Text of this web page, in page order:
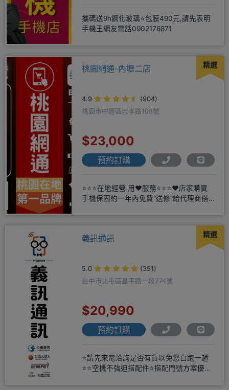
攜碼送9h鋼化玻璃⭐包膜490元,請先表明
手機王網友電話0902176871
精選
桃園網通-內壢二店
4.9
(904)
桃園市中壢區忠孝路108號
$23,000
預約訂購
⭐⭐⭐在地經營 用❤️服務⭐⭐⭐❤️店家購買
手機保固約一年內免費"送修"給代理商搭
精選
義訊通訊
5.0
(351)
台中市北屯區昌平路一段274號
$20,990
預約訂購
⭐請先來電洽詢是否有貨以免您白跑一趟
⭐⭐空機不強迫搭配件⭐搭配門號方案優惠